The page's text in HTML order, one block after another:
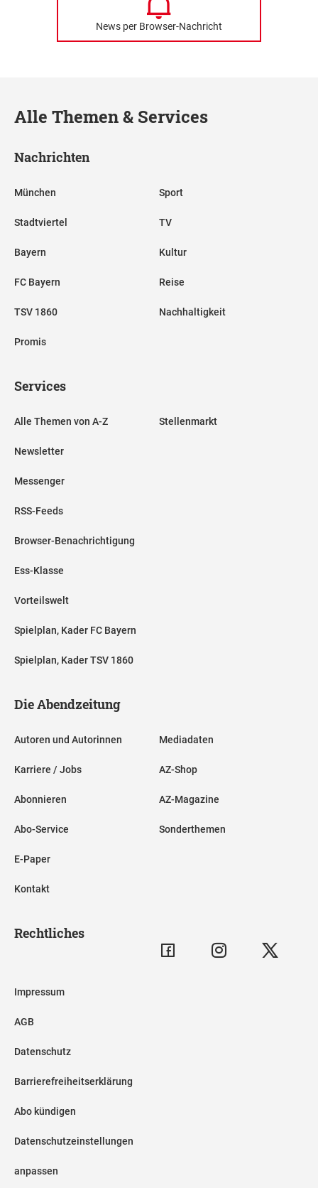
News per Browser-Nachricht
Alle Themen & Services
Nachrichten
München
Stadtviertel
Bayern
FC Bayern
TSV 1860
Promis
Sport
TV
Kultur
Reise
Nachhaltigkeit
Services
Alle Themen von A-Z
Newsletter
Messenger
RSS-Feeds
Browser-Benachrichtigung
Ess-Klasse
Vorteilswelt
Spielplan, Kader FC Bayern
Spielplan, Kader TSV 1860
Stellenmarkt
Die Abendzeitung
Autoren und Autorinnen
Karriere / Jobs
Abonnieren
Abo-Service
E-Paper
Kontakt
Mediadaten
AZ-Shop
AZ-Magazine
Sonderthemen
Rechtliches
Impressum
AGB
Datenschutz
Barrierefreiheitserklärung
Abo kündigen
Datenschutzeinstellungen
anpassen